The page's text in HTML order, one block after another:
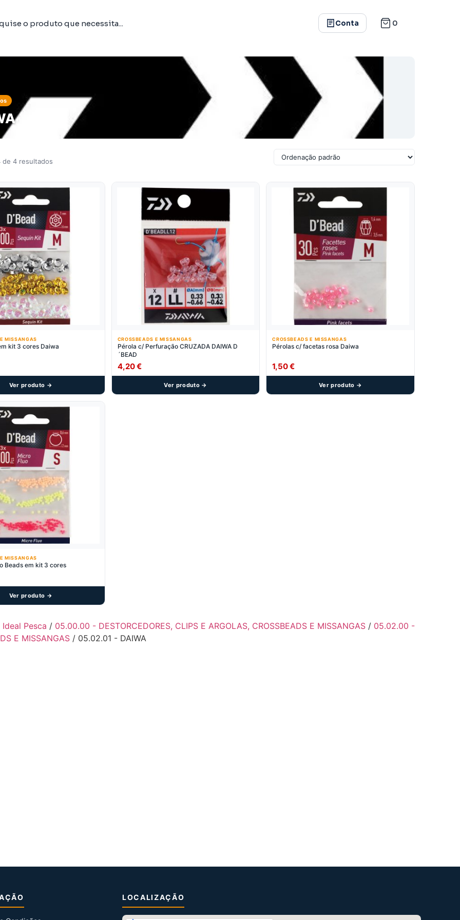
Conta 0
de 4 resultados
MISSANGAS
kit 3 cores Daiwa
Ver produto →
CROSSBEADS E MISSANGAS
Pérola c/ Perfuração CRUZADA DAIWA D
´BEAD
4,20€
Ver produto →
CROSSBEADS E MISSANGAS
Pérolas c/ facetas rosa Daiwa
1,50€
Ver produto →
MISSANGAS
Beads em kit 3 cores
Ver produto →
Ideal Pesca / 05.00.00 - DESTORCEDORES, CLIPS E ARGOLAS, CROSSBEADS E MISSANGAS / 05.02.00 -
E MISSANGAS / 05.02.01 - DAIWA
LOCALIZAÇÃO